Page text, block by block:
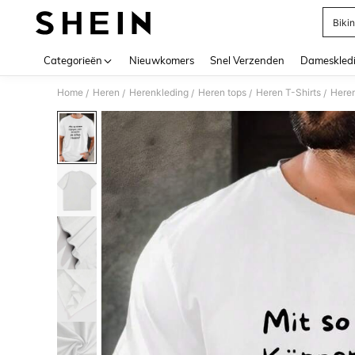
Categorieën Nieuwkomers Snel Verzenden
Home / Heren / Herenkleding / Heren tops / Heren T-Shirts /